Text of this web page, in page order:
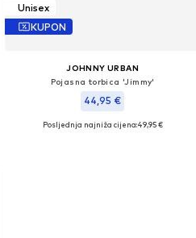
Unisex
KUPON
JOHNNY URBAN
Pojasna torbica 'Jimmy'
44,95 €
Dostupne veličine: XS-XL
Posljednja najniža cijena:49,95 €